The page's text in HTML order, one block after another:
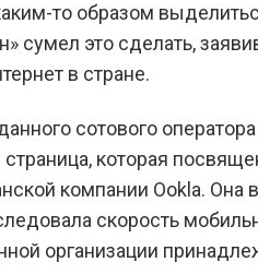
то образом
сумел это сделать,
в стране.
сотового
которая
компании Ookla. Она
скорость
организации